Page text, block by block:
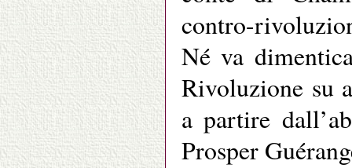
contro-
Né va
Rivoluzione su
a partire
Prosper